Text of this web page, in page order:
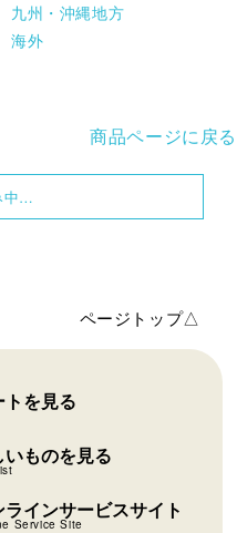
九州・沖縄地方
海外
商品ページに戻る
中…
ページトップ△
トを見る
いものを見る
ラインサービスサイト
Service Site